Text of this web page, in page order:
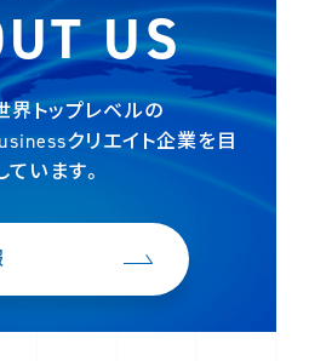
US
界トップレベルの
クリエイト企業を目
ています。